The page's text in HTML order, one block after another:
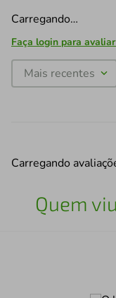
Carregando…
Faça login para
Mais recentes
Carregando
Quem